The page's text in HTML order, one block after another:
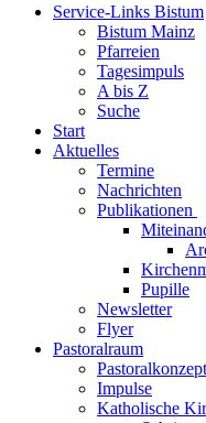
Service-Links Bistum
Bistum Mainz
Pfarreien
Tagesimpuls
A bis Z
Suche
Start
Aktuelles
Termine
Nachrichten
Publikationen
Pupille
Newsletter
Flyer
Pastoralraum
Pastoralkonzept
Impulse
Katholische